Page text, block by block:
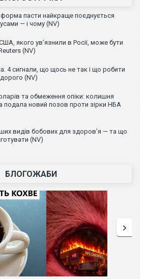
форма пасти найкраще поєднується
— і чому (NV)
якого ув’язнили в Росії, може бути
(NV)
4 сигнали, що щось не так і що робити
(NV)
та обмеження опіки: колишня
подала новий позов проти зірки НБА
видів бобових для здоров’я — та що
(NV)
БЛОГОЖАБИ